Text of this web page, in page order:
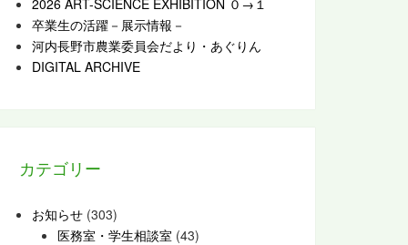
卒業生の活躍－展示情報－
河内長野市農業委員会だより・あぐりん
DIGITAL ARCHIVE
カテゴリー
お知らせ (303)
医務室・学生相談室 (43)